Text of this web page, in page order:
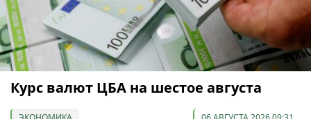
Курс валют ЦБА на шестое августа